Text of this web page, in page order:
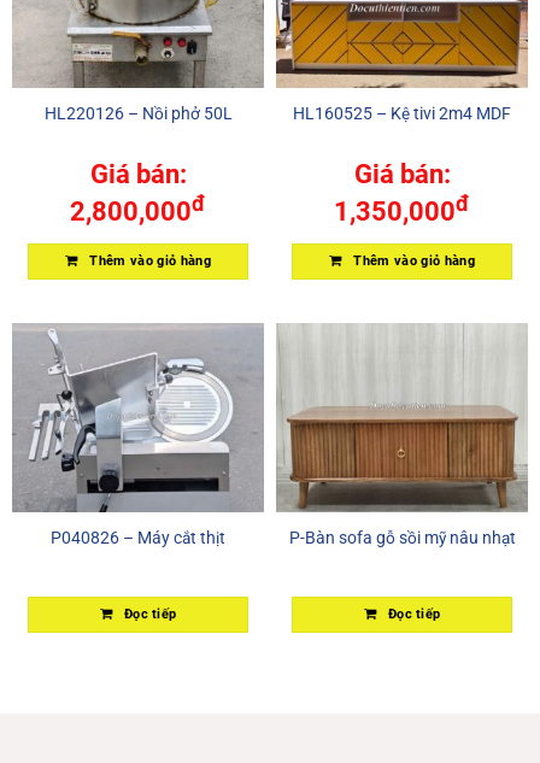
HL220126 – Nồi phở 50L
Giá bán:
2,800,000đ
Thêm vào giỏ hàng
HL160525 – Kệ tivi 2m4 MDF
Giá bán:
1,350,000đ
Thêm vào giỏ hàng
P040826 – Máy cắt thịt
Đọc tiếp
P-Bàn sofa gỗ sồi mỹ nâu nhạt
Đọc tiếp